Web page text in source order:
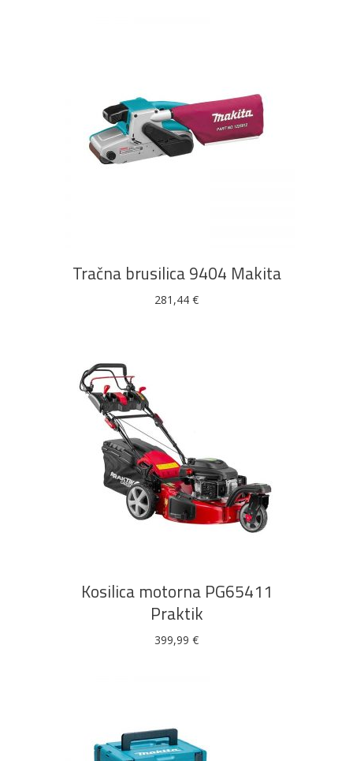
Tračna brusilica 9404 Makita
281,44 €
DODAJ U KOŠARICU
Kosilica motorna PG65411
Praktik
399,99 €